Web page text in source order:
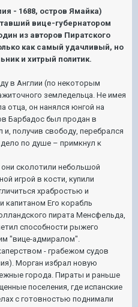
- 1688, остров Ямайка)
вице-губернатором
из авторов Пиратского
как самый удачливый, но
и хитрый политик.
в Англии (по некоторым
земледельца. Не имея
отца, он нанялся юнгой на
Барбадос был продан в
получив свободу, перебрался
по душе – примкнул к
сколотили небольшой
игрой в кости, купили
храбростью и
капитаном Его корабль
пирата Менсфельда,
способности рыжего
"вице-адмиралом".
- грабежом судов
Морган избрал новую
города. Пираты и раньше
поселения, где испанские
с готовностью поднимали